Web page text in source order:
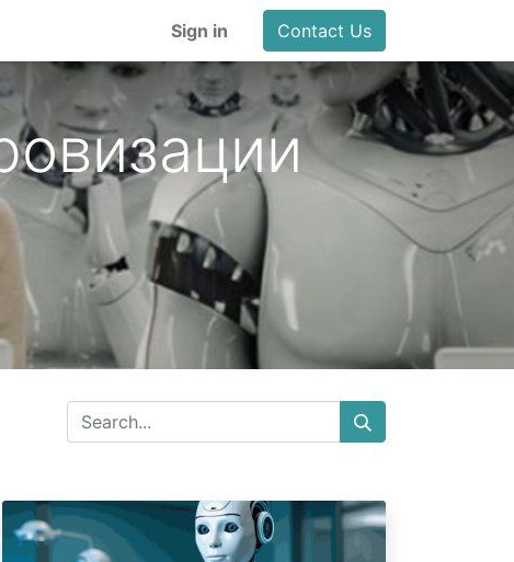
Sign in Contact Us